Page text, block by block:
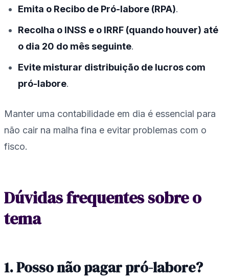
Emita o Recibo de Pró-labore (RPA).
Recolha o INSS e o IRRF (quando houver) até
o dia 20 do mês seguinte.
Evite misturar distribuição de lucros com
pró-labore.
Manter uma contabilidade em dia é essencial para
não cair na malha fina e evitar problemas com o
fisco.
Dúvidas frequentes sobre o
tema
1. Posso não pagar pró-labore?